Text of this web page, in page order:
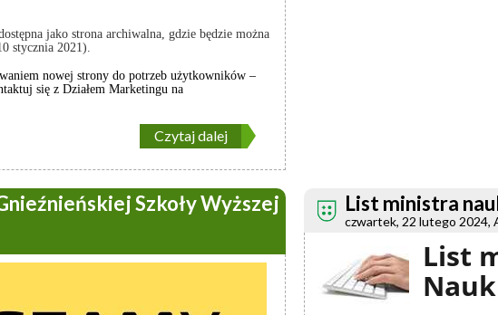
jako strona archiwalna, gdzie będzie można
stycznia 2021).
nowej strony do potrzeb użytkowników –
się z Działem Marketingu na
Czytaj dalej
Szkoły Wyższej
List ministra
czwartek, 22 lutego 2024,
List